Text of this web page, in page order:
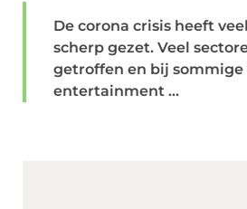
De corona crisis heeft
scherp gezet. Veel
getroffen en bij sommige
entertainment ...